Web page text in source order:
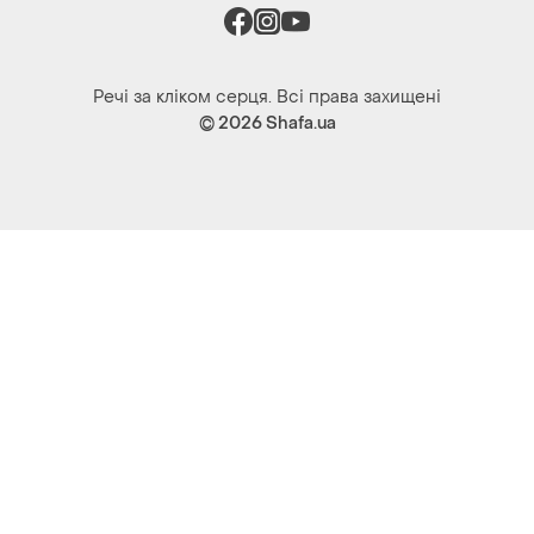
Речі за кліком серця. Всі права захищені
© 2026Shafa.ua